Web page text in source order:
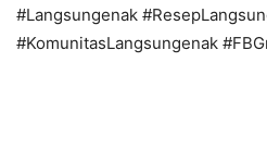
#Langsungenak
#KomunitasLangsungenak